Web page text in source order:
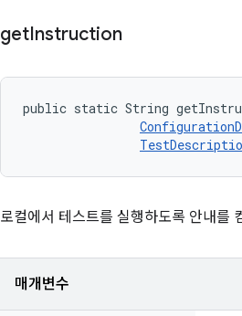
getInstruction
public static String
로컬에서 테스트를 실행하도록 안내를
매개변수